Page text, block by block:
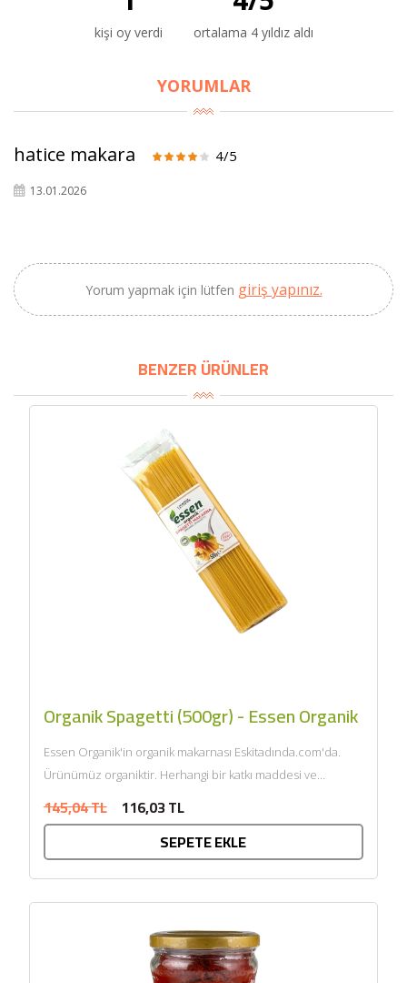
kişi oy verdi ortalama 4 yıldız aldı
YORUMLAR
hatice makara 4/5
13.01.2026
Yorum yapmak için lütfen giriş yapınız.
BENZER ÜRÜNLER
Organik Spagetti (500gr) - Essen Organik
Essen Organik'in organik makarnası Eskitadında.com'da.
Ürünümüz organiktir. Herhangi bir katkı maddesi ve
ECOCERT tarafından sertifikalandı......
145,04 TL 116,03 TL
SEPETE EKLE
×
2071,30 TL
Zeytincilik